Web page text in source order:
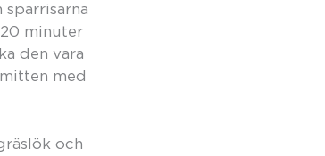
sparrisarna
minuter
den vara
med
och